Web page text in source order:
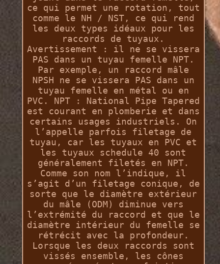
ce qui permet une rotation, tout
comme le NH / NST, ce qui rend
les deux types idéaux pour les
raccords de tuyaux.
Avertissement : il ne se vissera
PAS dans un tuyau femelle NPT.
Par exemple, un raccord mâle
NPSH ne se vissera PAS dans un
tuyau femelle en métal ou en
PVC. NPT : National Pipe Tapered
est courant en plomberie et dans
certains usages industriels. On
l’appelle parfois filetage de
tuyau, car les tuyaux en PVC et
les tuyaux schedule 40 sont
généralement filetés en NPT.
Comme son nom l’indique, il
s’agit d’un filetage conique, de
sorte que le diamètre extérieur
du mâle (ODM) diminue vers
l’extrémité du raccord et que le
diamètre intérieur du femelle se
rétrécit avec la profondeur.
Lorsque les deux raccords sont
vissés ensemble, les cônes